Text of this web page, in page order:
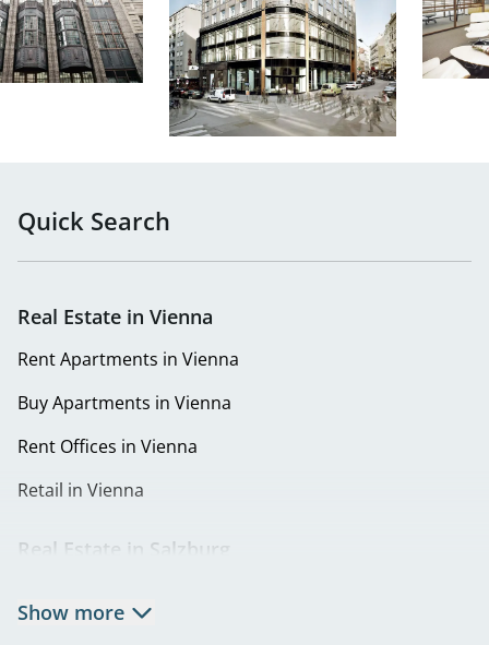
Quick Search
Real Estate in Vienna
Rent Apartments in Vienna
Buy Apartments in Vienna
Rent Offices in Vienna
Retail in Vienna
Real Estate in Salzburg
Show more